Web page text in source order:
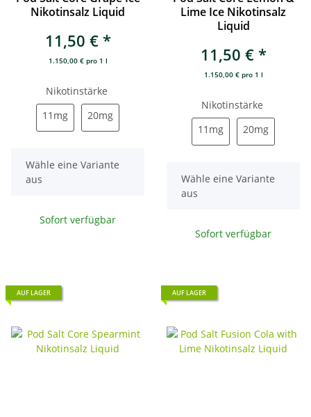
Nikotinsalz Liquid
11,50 € *
1.150,00 € pro 1 l
Nikotinstärke
11mg11mg20mg20mg
x
Wähle eine Variante
aus
Sofort verfügbar
Lime Ice Nikotinsalz
Liquid
11,50 € *
1.150,00 € pro 1 l
Nikotinstärke
11mg11mg20mg20mg
x
Wähle eine Variante
aus
Sofort verfügbar
AUF LAGER AUF LAGER